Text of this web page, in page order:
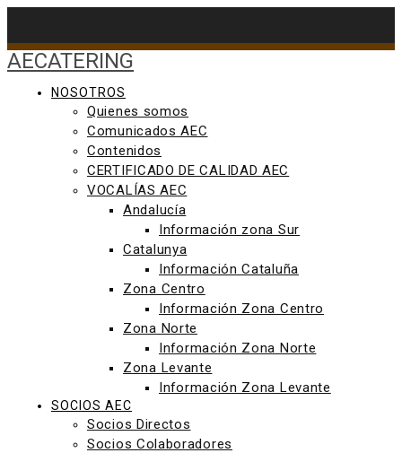
contenido
AECATERING
NOSOTROS
Quienes somos
Comunicados AEC
Contenidos
CERTIFICADO DE CALIDAD AEC
VOCALÍAS AEC
Andalucía
Información zona Sur
Catalunya
Información Cataluña
Zona Centro
Información Zona Centro
Zona Norte
Información Zona Norte
Zona Levante
Información Zona Levante
SOCIOS AEC
Socios Directos
Socios Colaboradores